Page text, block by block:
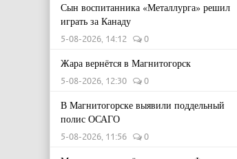
Сын воспитанника «Металлурга» решил
играть за Канаду
5-08-2026, 14:12 0
Жара вернётся в Магнитогорск
5-08-2026, 12:30 0
В Магнитогорске выявили поддельный
полис ОСАГО
5-08-2026, 11:56 0